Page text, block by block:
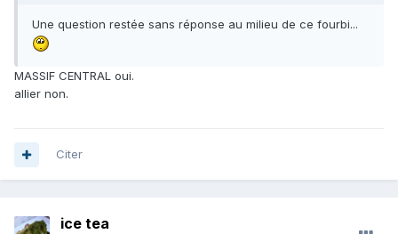
Une question restée sans réponse au milieu de ce fourbi...
MASSIF CENTRAL oui.
allier non.
Citer
ice tea